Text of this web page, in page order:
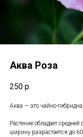
Аква Роза
250 р.
Аква — это чайно-
Растение обладает
ширину разрастается до